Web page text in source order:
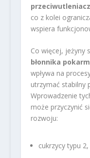
co z kolei
wspiera
Co więcej, jeżyny
błonnika
wpływa na
utrzymać stabilny
Wprowadzenie
może przyczynić
rozwoju:
cukrzycy typu 2,